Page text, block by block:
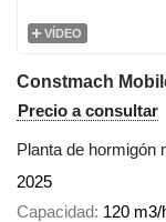
VÍDEO
Constmach
Precio a consultar
Planta de hormigón
2025
Capacidad 120 m3/